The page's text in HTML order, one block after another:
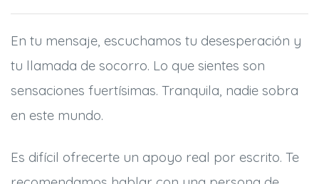
En tu mensaje, escuchamos tu desesperación y
tu llamada de socorro. Lo que sientes son
sensaciones fuertísimas. Tranquila, nadie sobra
en este mundo.
Es difícil ofrecerte un apoyo real por escrito. Te